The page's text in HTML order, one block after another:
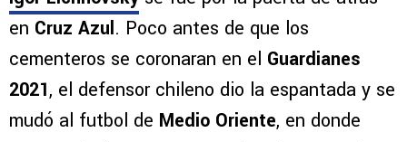
en Cruz Azul. Poco antes de que los
cementeros se coronaran en el Guardianes
2021, el defensor chileno dio la espantada y se
mudó al futbol de Medio Oriente, en donde